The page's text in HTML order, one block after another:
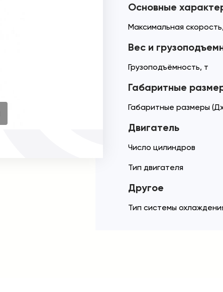
Основные
Максимальная
Вес и
Грузоподъёмность, т
Габаритные
Габаритные размеры
Двигатель
Число цилиндров
Тип двигателя
Другое
Тип системы